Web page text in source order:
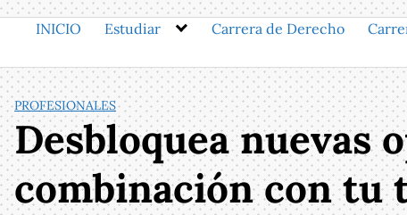
INICIO Estudiar Carrera de Derecho
PROFESIONALES
Desbloquea nuevas
combinación con tu